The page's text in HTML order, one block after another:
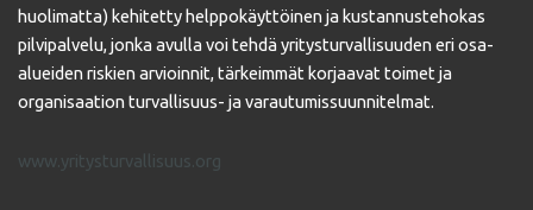
huolimatta) kehitetty helppokäyttöinen ja kustannustehokas
pilvipalvelu, jonka avulla voi tehdä yritysturvallisuuden eri osa-
alueiden riskien arvioinnit, tärkeimmät korjaavat toimet ja
organisaation turvallisuus- ja varautumissuunnitelmat.
www.yritysturvallisuus.org